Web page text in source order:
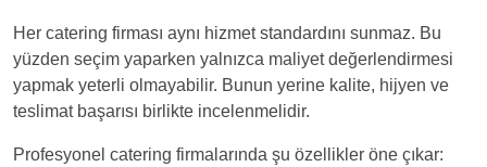
Her catering firması aynı hizmet standardını sunmaz. Bu
yüzden seçim yaparken yalnızca maliyet değerlendirmesi
yapmak yeterli olmayabilir. Bunun yerine kalite, hijyen ve
teslimat başarısı birlikte incelenmelidir.
Profesyonel catering firmalarında şu özellikler öne çıkar: